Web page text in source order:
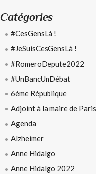
Catégories
#CesGensLà !
#JeSuisCesGensLà !
#RomeroDepute2022
#UnBancUnDébat
6ème République
Adjoint à la maire de Paris
Agenda
Alzheimer
Anne Hidalgo
Anne Hidalgo 2022